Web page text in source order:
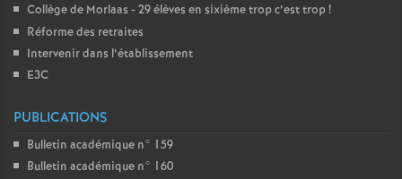
Collège de Morlaas - 29 élèves en sixième trop c’est trop!
Réforme des retraites
Intervenir dans l’établissement
E3C
PUBLICATIONS
Bulletin académique n° 159
Bulletin académique n° 160